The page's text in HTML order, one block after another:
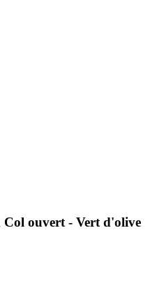
Col ouvert - Vert d'olive